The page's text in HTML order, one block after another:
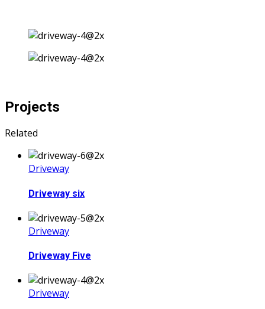
Projects
Related
Driveway
Driveway six
Driveway
Driveway Five
Driveway